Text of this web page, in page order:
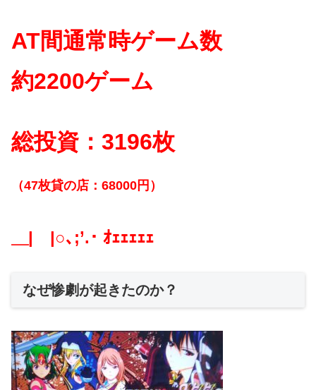
AT間通常時ゲーム数
約2200ゲーム
総投資：3196枚
（47枚貸の店：68000円）
＿|￣|○､;’.･ ｵｪｪｪｪｪ
なぜ惨劇が起きたのか？